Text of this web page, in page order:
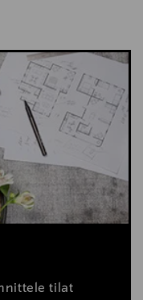
tilat